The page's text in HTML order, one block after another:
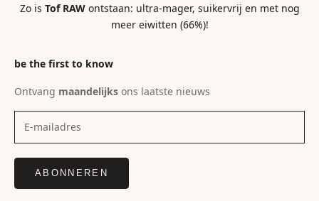
Zo is Tof RAWontstaan: ultra-mager, suikervrij en met nog
meer eiwitten (66%)!
be the first to know
Ontvang maandelijks ons laatste nieuws
ABONNEREN